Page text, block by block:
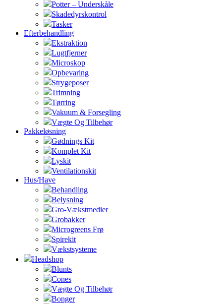
Potter – Underskåle
Skadedyrskontrol
Tasker
Efterbehandling
Ekstraktion
Lugtfjerner
Microskop
Opbevaring
Strygeposer
Trimning
Tørring
Vakuum & Forsegling
Vægte Og Tilbehør
Pakkeløsning
Gødnings Kit
Komplet Kit
Lyskit
Ventilationskit
Hus/Have
Behandling
Belysning
Gro-Vækstmedier
Grobakker
Microgreens Frø
Spirekit
Vækstsysteme
Headshop
Blunts
Cones
Vægte Og Tilbehør
Bonger